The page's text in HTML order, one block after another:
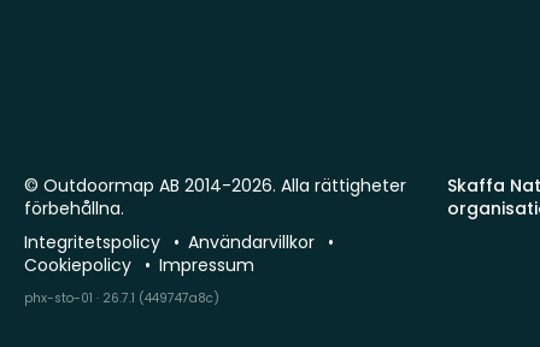
Skaffa
© Outdoormap AB 2014-2026. Alla rättigheter
förbehållna.
Integritetspolicy
Användarvillkor
Cookiepolicy
Impressum
phx-sto-01 · 26.7.1 (449747a8c)